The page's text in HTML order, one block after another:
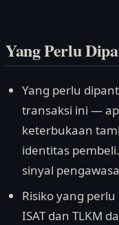
Yang Perlu
Yang perlu
transaksi ini —
keterbukaan
identitas
sinyal
Risiko yang
ISAT dan TLKM